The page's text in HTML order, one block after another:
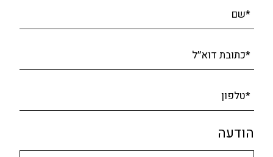
*שם
*כתובת דוא׳׳ל
*טלפון
הודעה